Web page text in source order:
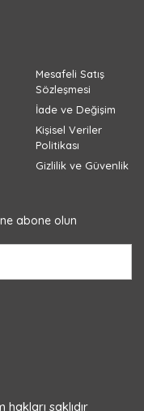
Mesafeli Satış
Sözleşmesi
İade ve Değişim
Kişisel Veriler
Politikası
Gizlilik ve Güvenlik
abone olun
saklıdır